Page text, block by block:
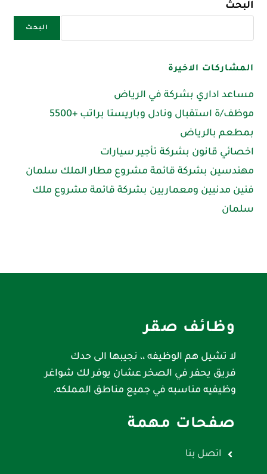
البحث
البحث
المشاركات الاخيرة
مساعد اداري بشركة في الرياض
موظف/ة استقبال ونادل وباريستا براتب +5500
بمطعم بالرياض
اخصائي قانون بشركة تأجير سيارات
مهندسين بشركة قائمة مشروع مطار الملك سلمان
فنين مدنيين ومعماريين بشركة قائمة مشروع ملك
سلمان
وظائف صقر
لا تشيل هم الوظيفه ،، نجيبها الى حدك
فريق يحفر في الصخر عشان يوفر لك شواغر
وظيفيه مناسبه في جميع مناطق المملكه.
صفحات مهمة
اتصل بنا